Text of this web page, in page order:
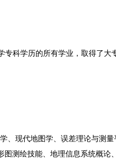
科学历的所有学业，取得了大
、现代地图学、误差理论与测
测绘技能、地理信息系统概论